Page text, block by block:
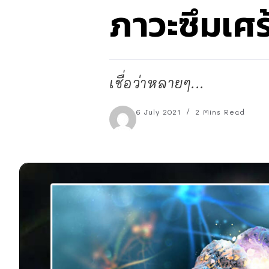
ภาวะซึมเศ
เชื่อว่าหลายๆ...
6 July 2021 2 Mins Read